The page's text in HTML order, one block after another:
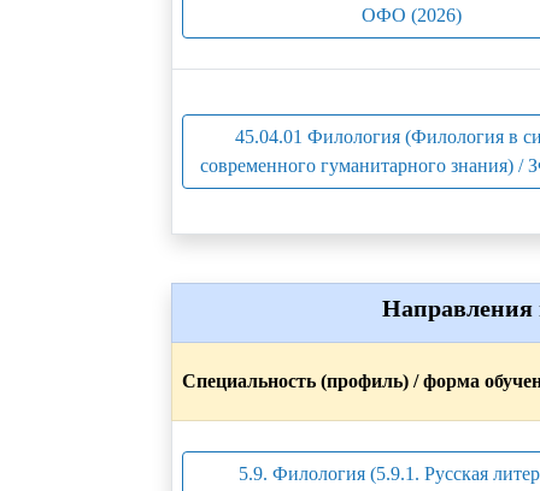
ОФО (2026)
45.04.01 Филология (Филология в
современного гуманитарного знания) /
Направления
Специальность (профиль) / форма
5.9. Филология (5.9.1. Русская